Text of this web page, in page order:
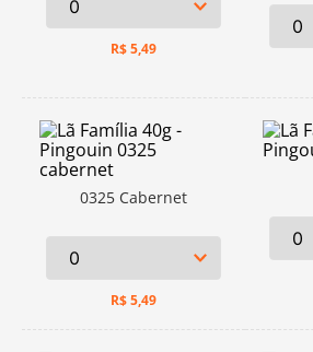
R$5,49
0325 Cabernet
R$5,49